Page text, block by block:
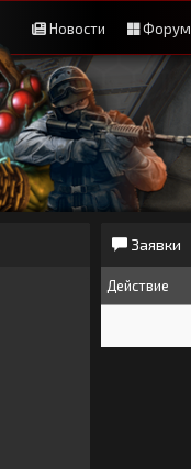
Новости Форум
Заявки
Действие